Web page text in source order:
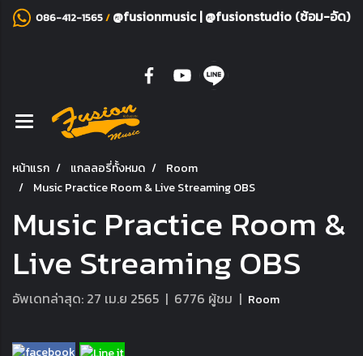
086-412-1565/ @fusionmusic|@fusionstudio (ซ้อม-อัด)
หน้าแรก แกลลอรี่ทั้งหมด
Room
Music Practice Room & Live Streaming OBS
Music Practice Room &
Live Streaming OBS
อัพเดทล่าสุด: 27 เม.ย 2565 | 6776 ผู้ชม | Room